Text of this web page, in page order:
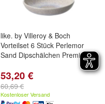
like. by Villeroy & Boch
Vorteilset 6 Stück Perlemor
Sand Dipschälchen Premium
53,20 €
60,69 €
Kostenloser Versand